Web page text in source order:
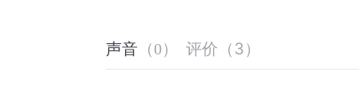
声音 （0） 评价 （3 ）